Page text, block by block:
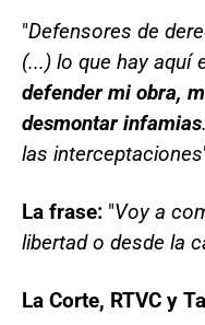
"Defensores de
(...) lo que hay aquí
defender mi obra,
desmontar infamias
las interceptaciones
La frase: "Voy a
libertad o desde la
La Corte, RTVC y